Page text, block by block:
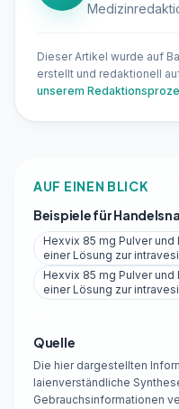
Dieser Artikel wurde auf
erstellt und redaktionell
unserem
AUF EINEN BLICK
Beispiele für
Hexvix 85 mg Pulver
einer Lösung zur
Hexvix 85 mg Pulver
einer Lösung zur
Quelle
Die hier dargestellten
laienverständliche
Gebrauchsinformationen